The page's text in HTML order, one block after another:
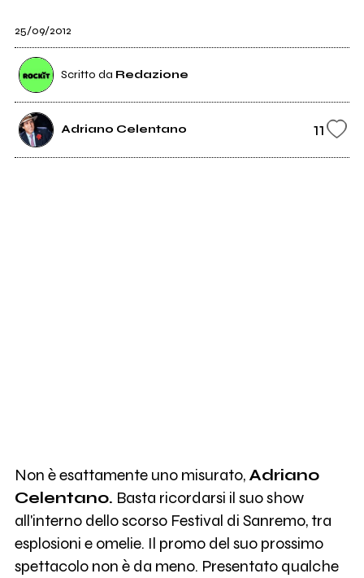
25/09/2012
Scritto da Redazione
Adriano Celentano 11
Non è esattamente uno misurato, Adriano
Celentano. Basta ricordarsi il suo show
all'interno dello scorso Festival di Sanremo, tra
esplosioni e omelie. Il promo del suo prossimo
spettacolo non è da meno. Presentato qualche